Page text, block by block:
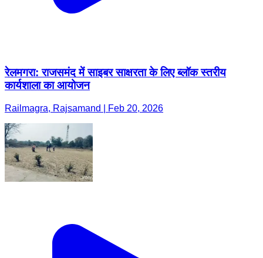
रेलमगरा: राजसमंद में साइबर साक्षरता के लिए ब्लॉक स्तरीय
कार्यशाला का आयोजन
Railmagra, Rajsamand | Feb 20, 2026